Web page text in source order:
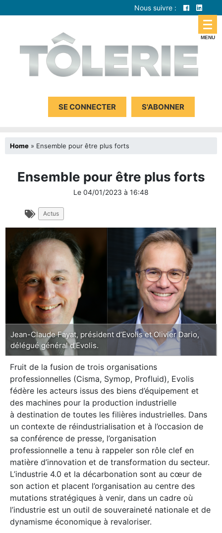
Nous suivre :
SE CONNECTER S'ABONNER
Home » Ensemble pour être plus forts
Ensemble pour être plus forts
Le 04/01/2023 à 16:48
Actus
Jean-Claude Fayat, président d’Evolis et Olivier Dario,
délégué général d’Evolis.
Fruit de la fusion de trois organisations
professionnelles (Cisma, Symop, Profluid), Evolis
fédère les acteurs issus des biens d’équipement et
des machines pour la production industrielle
à destination de toutes les filières industrielles. Dans
un contexte de réindustrialisation et à l’occasion de
sa conférence de presse, l’organisation
professionnelle a tenu à rappeler son rôle clef en
matière d’innovation et de transformation du secteur.
L’industrie 4.0 et la décarbonation sont au cœur de
son action et placent l’organisation au centre des
mutations stratégiques à venir, dans un cadre où
l’industrie est un outil de souveraineté nationale et de
dynamisme économique à revaloriser.